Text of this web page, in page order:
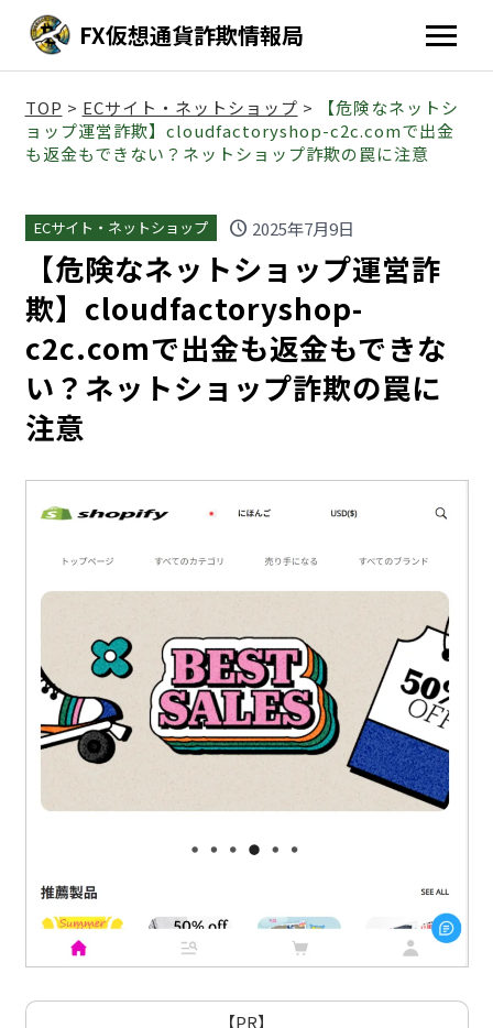
FX仮想通貨詐欺情報局
TOP > ECサイト・ネットショップ >
【危険なネットシ
ョップ運営詐欺】cloudfactoryshop-c2c.comで出金
も返金もできない？ネットショップ詐欺の罠に注意
ECサイト・ネットショップ schedule 2025年7月9日
【危険なネットショップ運営詐
欺】cloudfactoryshop-
c2c.comで出金も返金もできな
い？ネットショップ詐欺の罠に
注意
【PR】